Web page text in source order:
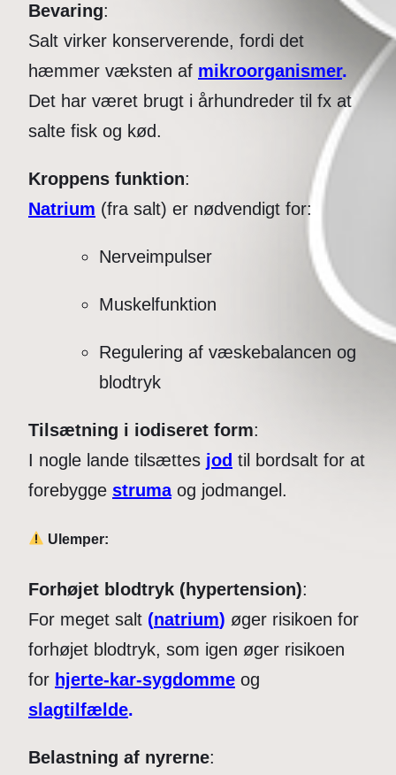
Bevaring:
Salt virker konserverende, fordi det
hæmmer væksten af mikroorganismer.
Det har været brugt i århundreder til fx at
salte fisk og kød.
Kroppens funktion:
Natrium (fra salt) er nødvendigt for:
Nerveimpulser
Muskelfunktion
Regulering af væskebalancen og
blodtryk
Tilsætning i iodiseret form:
I nogle lande tilsættes jod til bordsalt for at
forebygge strumaog jodmangel.
Ulemper:
Forhøjet blodtryk (hypertension):
For meget salt (natrium) øger risikoen for
forhøjet blodtryk, som igen øger risikoen
for hjerte-kar-sygdomme og
slagtilfælde.
Belastning af nyrerne: